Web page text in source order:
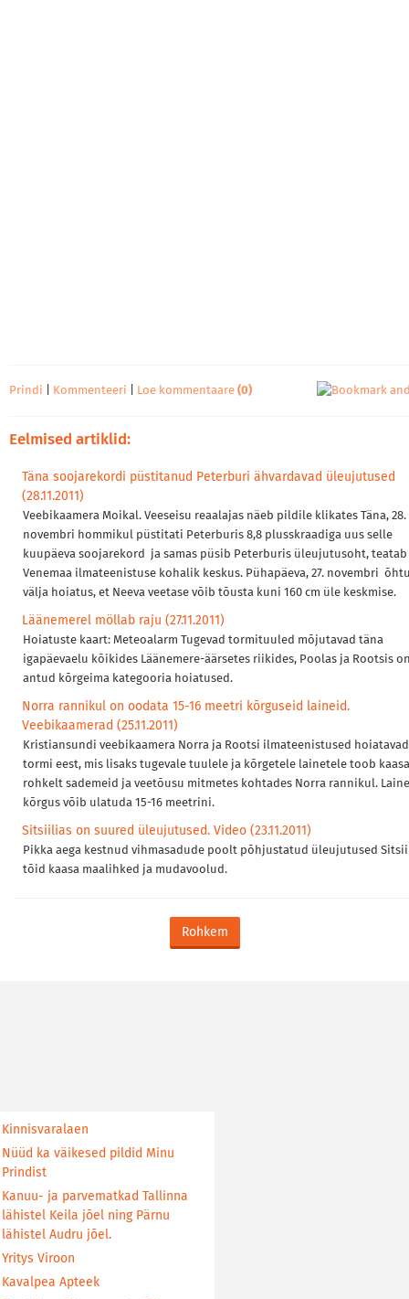
Prindi Kommenteeri Loe kommentaare (0)
Eelmised artiklid:
Täna soojarekordi püstitanud Peterburi ähvardavad üleujutused
(28.11.2011)
Veebikaamera Moikal. Veeseisu reaalajas näeb pildile klikates Täna, 28.
novembri hommikul püstitati Peterburis 8,8 plusskraadiga uus selle
kuupäeva soojarekord ja samas püsib Peterburis üleujutusoht, teatab
Venemaa ilmateenistuse kohalik keskus. Pühapäeva, 27. novembri
välja hoiatus, et Neeva veetase võib tõusta kuni 160 cm üle keskmise.
Läänemerel möllab raju (27.11.2011)
Hoiatuste kaart: Meteoalarm Tugevad tormituuled mõjutavad täna
igapäevaelu kõikides Läänemere-äärsetes riikides, Poolas ja Rootsis
antud kõrgeima kategooria hoiatused.
Norra rannikul on oodata 15-16 meetri kõrguseid laineid.
Veebikaamerad (25.11.2011)
Kristiansundi veebikaamera Norra ja Rootsi ilmateenistused hoiatavad
tormi eest, mis lisaks tugevale tuulele ja kõrgetele lainetele toob kaasa
rohkelt sademeid ja veetõusu mitmetes kohtades Norra rannikul.
kõrgus võib ulatuda 15-16 meetrini.
Sitsiilias on suured üleujutused. Video (23.11.2011)
Pikka aega kestnud vihmasadude poolt põhjustatud üleujutused
tõid kaasa maalihked ja mudavoolud.
Rohkem
Kinnisvaralaen
Nüüd ka väikesed pildid Minu
Prindist
Kanuu- ja parvematkad Tallinna
lähistel Keila jõel ning Pärnu
lähistel Audru jõel.
Yritys Viroon
Kavalpea Apteek